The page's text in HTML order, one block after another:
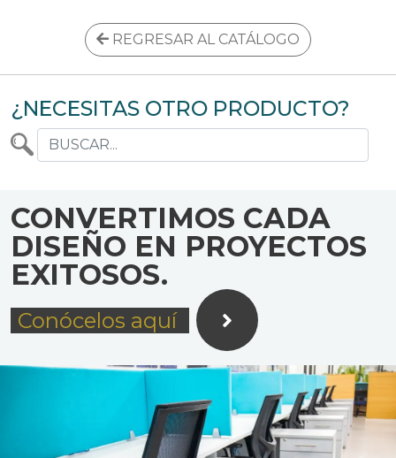
REGRESAR AL CATÁLOGO
¿NECESITAS OTRO PRODUCTO?
CONVERTIMOS CADA
DISEÑO EN PROYECTOS
EXITOSOS.
Conócelos aquí